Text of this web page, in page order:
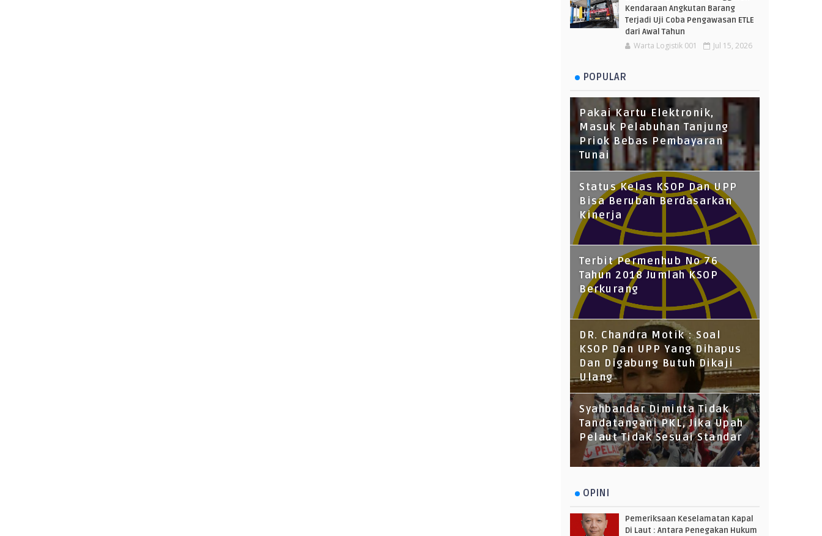
Kendaraan Angkutan Barang
Terjadi Uji Coba Pengawasan ETLE
dari Awal Tahun
Warta Logistik 001 Jul 15, 2026
POPULAR
Pakai Kartu Elektronik,
Masuk Pelabuhan Tanjung
Priok Bebas Pembayaran
Tunai
Status Kelas KSOP Dan UPP
Bisa Berubah Berdasarkan
Kinerja
Terbit Permenhub No 76
Tahun 2018 Jumlah KSOP
Berkurang
DR. Chandra Motik : Soal
KSOP Dan UPP Yang Dihapus
Dan Digabung Butuh Dikaji
Ulang
Syahbandar Diminta Tidak
Tandatangani PKL, Jika Upah
Pelaut Tidak Sesuai Standar
OPINI
Pemeriksaan Keselamatan Kapal
Di Laut : Antara Penegakan Hukum